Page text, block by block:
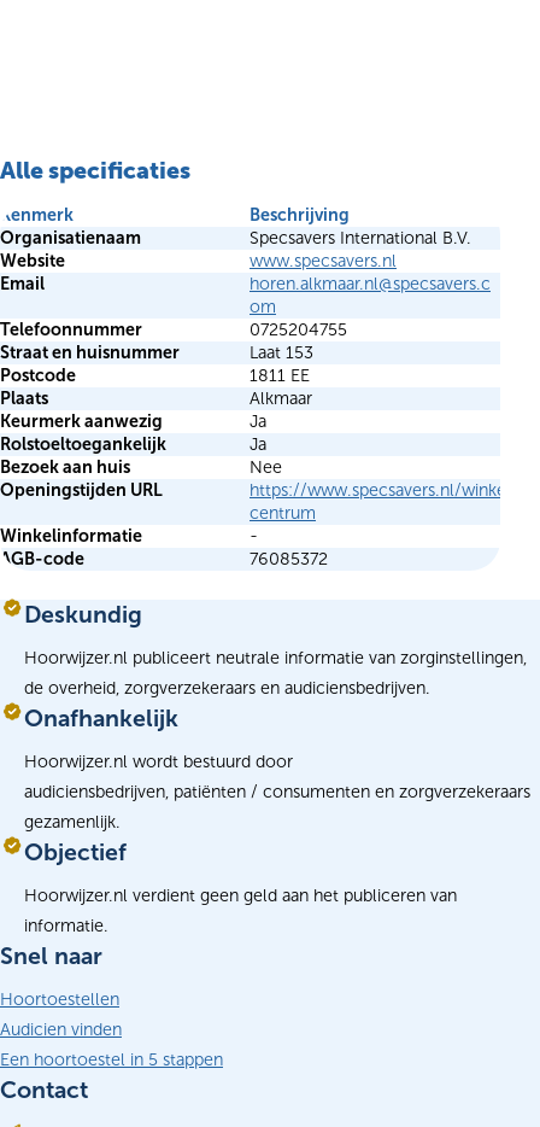
Alle specificaties
Kenmerk
Beschrijving
Organisatienaam
Specsavers International B.V.
Website
www.specsavers.nl
Email
horen.alkmaar.nl@specsavers.c
om
Telefoonnummer
0725204755
Straat en huisnummer
Laat 153
Postcode
1811 EE
Plaats
Alkmaar
Keurmerk aanwezig
Ja
Rolstoeltoegankelijk
Ja
Bezoek aan huis
Nee
Openingstijden URL
https://www.specsavers.nl/
centrum
Winkelinformatie
-
AGB-code
76085372
Deskundig
Hoorwijzer.nl publiceert neutrale informatie van zorginstellingen,
de overheid, zorgverzekeraars en audiciensbedrijven.
Onafhankelijk
Hoorwijzer.nl wordt bestuurd door
audiciensbedrijven, patiënten / consumenten en zorgverzekeraars
gezamenlijk.
Objectief
Hoorwijzer.nl verdient geen geld aan het publiceren van
informatie.
Snel naar
Hoortoestellen
Audicien vinden
Een hoortoestel in 5 stappen
Contact